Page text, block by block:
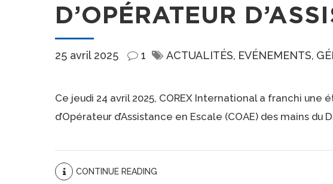
D’OPÉRATEUR
25 avril 2025 1 ACTUALITÉS EVÉNEMENTS
Ce jeudi 24 avril 2025, COREX International a franchi
d’Opérateur d’Assistance en Escale (COAE) des mains du
CONTINUE READING